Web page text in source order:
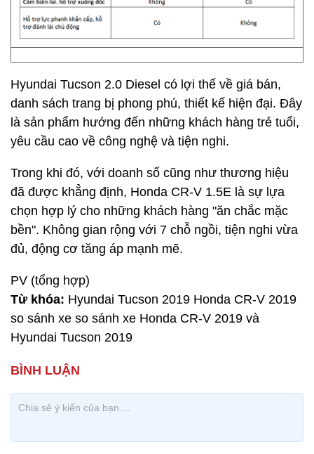
Hyundai Tucson 2.0 Diesel có lợi thế về giá bán,
danh sách trang bị phong phú, thiết kế hiện đại. Đây
là sản phẩm hướng đến những khách hàng trẻ tuổi,
yêu cầu cao về công nghệ và tiện nghi.
Trong khi đó, với doanh số cũng như thương hiệu
đã được khẳng định, Honda CR-V 1.5E là sự lựa
chọn hợp lý cho những khách hàng "ăn chắc mặc
bền". Không gian rộng với 7 chỗ ngồi, tiện nghi vừa
đủ, động cơ tăng áp mạnh mẽ.
PV (tổng hợp)
Từ khóa: Hyundai Tucson 2019 Honda CR-V 2019
so sánh xe so sánh xe Honda CR-V 2019 và
Hyundai Tucson 2019